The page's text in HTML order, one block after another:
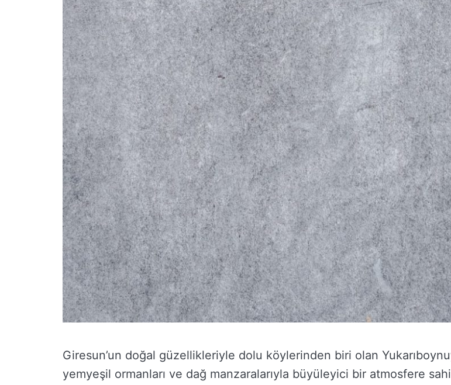
Giresun’un doğal güzellikleriyle dolu köylerinden biri olan
yemyeşil ormanları ve dağ manzaralarıyla büyüleyici bir atmosfere